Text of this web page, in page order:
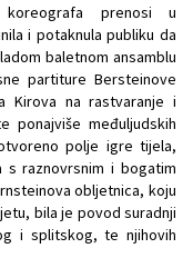
prenosi u
i potaknula publiku da
baletnom ansamblu
partiture Bersteinove
Kirova na rastvaranje i
ponajviše međuljudskih
polje igre tijela,
raznovrsnim i bogatim
obljetnica, koju
bila je povod suradnji
i splitskog, te njihovih